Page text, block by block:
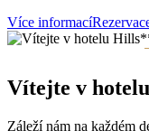
Více informací
Vítejte v
Záleží nám na každém